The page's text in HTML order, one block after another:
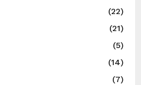
(22)
(21)
(5)
(14)
(7)